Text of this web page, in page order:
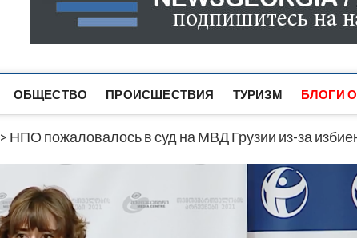
Новости Грузии
САМАЯ АКТУАЛЬНАЯ ИНФОРМАЦИЯ О СОБЫТИЯХ
САЙТЕ ВЫ НАЙДЕТЕ НОВОСТИ ПОЛИТИКИ,
ОБЩЕСТВО ПРОИСШЕСТВИЯ ТУРИЗМ БЛОГИ
> НПО пожаловалось в суд на МВД Грузии из-за